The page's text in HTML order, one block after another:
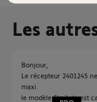
Les
Bonjour,
Le récepteur 2401245
maxi.
le modèle fil pilote est